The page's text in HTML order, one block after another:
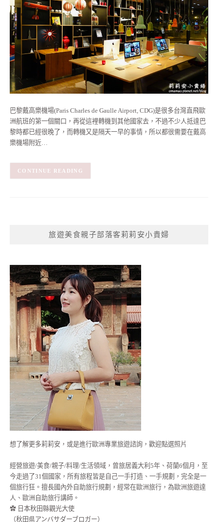
巴黎戴高樂機場(Paris Charles de Gaulle Airport, CDG)是很多台灣直飛歐
洲航班的第一個關口，再從這裡轉機到其他國家去，不過不少人抵達巴
黎時都已經很晚了，而轉機又是隔天一早的事情，所以都很需要在戴高
樂機場附近…
CONTINUE READING
旅遊美食親子部落客莉莉安小貴婦
想了解更多莉莉安，或是進行歐洲專業旅遊諮詢，歡迎點選照片
經營旅遊/美食/親子/料理/生活領域，曾旅居義大利5年、荷蘭6個月，至
今走過了31個國家，所有旅程皆是自己一手打造、一手規劃，完全是一
個旅行狂。擅長國內外自助旅行規劃，經常在歐洲旅行，為歐洲旅遊達
人、歐洲自助旅行講師。
✿ 日本秋田縣觀光大使
（秋田県アンバサダーブロガー）